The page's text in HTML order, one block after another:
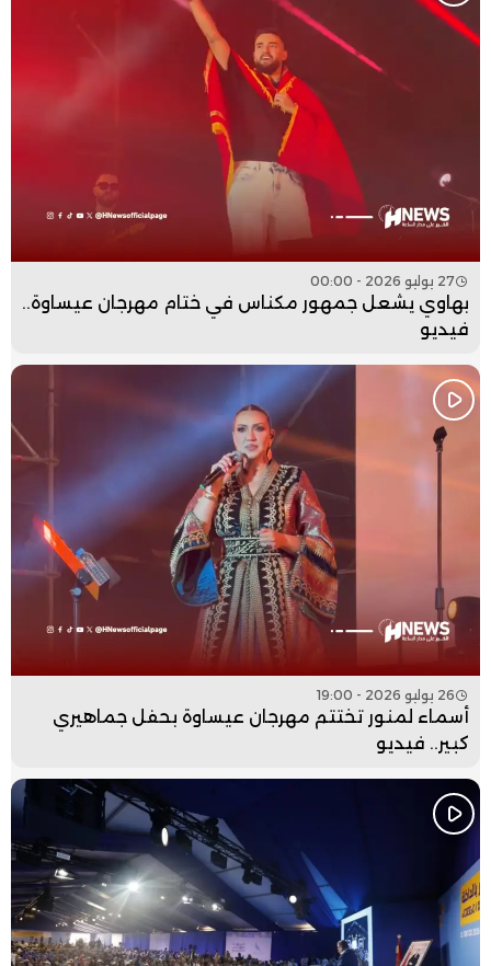
27 يوليو 2026 - 00:00
بهاوي يشعل جمهور مكناس في ختام مهرجان عيساوة..
فيديو
26 يوليو 2026 - 19:00
أسماء لمنور تختتم مهرجان عيساوة بحفل جماهيري
كبير.. فيديو